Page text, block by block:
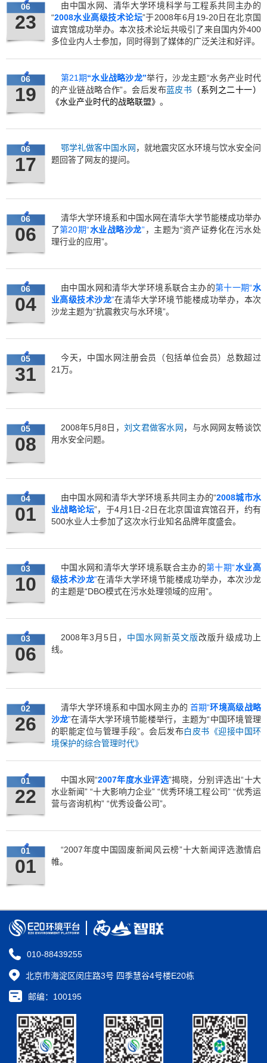
06
23
由中国水网、清华大学环境科学与工程系共同主办的
“2008水业高级技术论坛”于2008年6月19-20日在北京国
谊宾馆成功举办。本次技术论坛共吸引了来自国内外400
多位业内人士参加，同时得到了媒体的广泛关注和好评。
06
19
第21期“水业战略沙龙”举行，沙龙主题“水务产业时代
的产业链战略合作”。会后发布蓝皮书 （系列之二十一）
《水业产业时代的战略联盟》 。
06
17
鄂学礼做客中国水网 ，就地震灾区水环境与饮水安全问
题回答了网友的提问。
06
06
清华大学环境系和中国水网在清华大学节能楼成功举办
了第20期“水业战略沙龙”，主题为“资产证券化在污水处
理行业的应用”。
06
04
由中国水网和清华大学环境系联合主办的第十一期“水
业高级技术沙龙”在清华大学环境节能楼成功举办，本次
沙龙主题为“抗震救灾与水环境”。
05
31
今天，中国水网注册会员（包括单位会员）总数超过
21万。
05
08
2008年5月8日， 刘文君做客水网 ，与水网网友畅谈饮
用水安全问题。
04
01
由中国水网和清华大学环境系共同主办的“2008城市水
业战略论坛”，于4月1日-2日在北京国谊宾馆召开，约有
500水业人士参加了这次水行业知名品牌年度盛会。
03
10
中国水网和清华大学环境系联合主办的第十期“水业高
级技术沙龙”在清华大学环境节能楼成功举办，本次沙龙
的主题是“DBO模式在污水处理领域的应用”。
03
06
2008年3月5日， 中国水网新英文版改版升级成功上
线。
02
26
清华大学环境系和中国水网主办的 首期“环境高级战略
沙龙”在清华大学环境节能楼举行，主题为“中国环境管理
的职能定位与管理手段”。会后发布白皮书《迎接中国环
境保护的综合管理时代》
01
22
中国水网“2007年度水业评选”揭晓，分别评选出“十大
水业新闻” “十大影响力企业” “优秀环境工程公司” “优秀运
营与咨询机构” “优秀设备公司”。
01
01
“2007年度中国固废新闻风云榜”十大新闻评选激情启
帷。
010-88439255
北京市海淀区闵庄路3号 四季慧谷4号楼E20栋
邮编：100195